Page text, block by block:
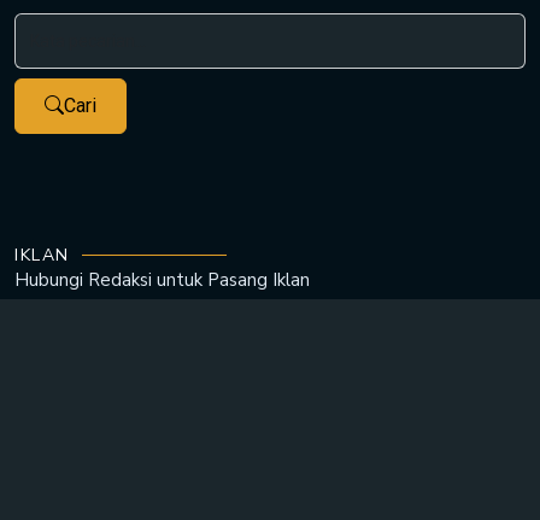
Cari
IKLAN
Hubungi Redaksi untuk Pasang Iklan